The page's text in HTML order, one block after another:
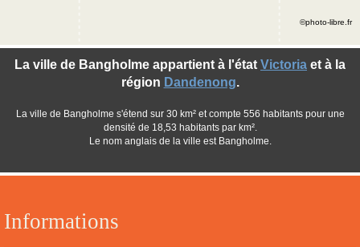
Informations
La ville de Bangholme appartient à l'état Victoria et à la
région Dandenong.
La ville de Bangholme s'étend sur 30 km² et compte 556 habitants pour une
densité de 18,53 habitants par km².
Le nom anglais de la ville est Bangholme.
©photo-libre.fr